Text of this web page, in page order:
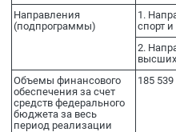
Направления
(подпрограммы)
1.
спорт и
2.
Объемы финансового
обеспечения за счет
средств федерального
бюджета за весь
период реализации
185